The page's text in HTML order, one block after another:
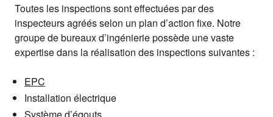
Toutes les inspections sont effectuées par des
inspecteurs agréés selon un plan d’action fixe. Notre
groupe de bureaux d’ingénierie possède une vaste
expertise dans la réalisation des inspections suivantes :
EPC
Installation électrique
Système d’égouts